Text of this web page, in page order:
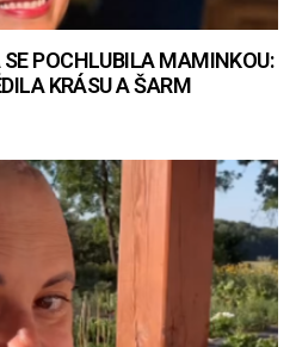
POCHLUBILA MAMINKOU:
KRÁSU A ŠARM